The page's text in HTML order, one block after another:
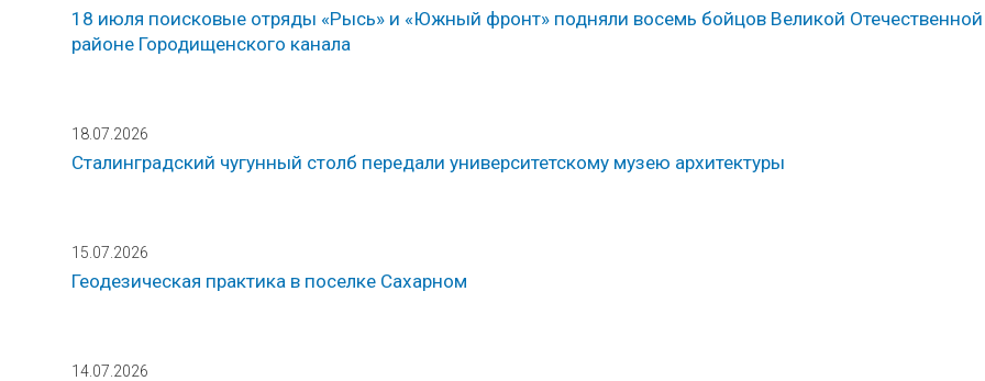
18 июля поисковые отряды «Рысь» и «Южный фронт» подняли восемь бойцов Великой
районе Городищенского канала
18.07.2026
Сталинградский чугунный столб передали университетскому музею архитектуры
15.07.2026
Геодезическая практика в поселке Сахарном
14.07.2026